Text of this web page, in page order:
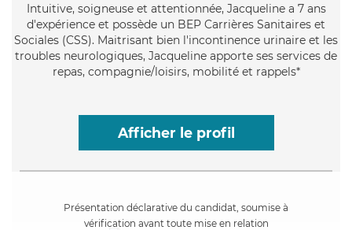
Intuitive, soigneuse et attentionnée, Jacqueline a 7 ans
d'expérience et possède un BEP Carrières Sanitaires et
Sociales (CSS). Maitrisant bien l'incontinence urinaire et les
troubles neurologiques, Jacqueline apporte ses services de
repas, compagnie/loisirs, mobilité et rappels*
Afficher le profil
Présentation déclarative du candidat, soumise à
vérification avant toute mise en relation